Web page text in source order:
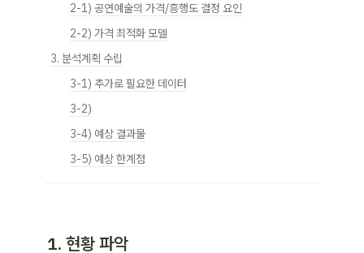
2-1) 공연예술의 가격/흥행도 결정 요인
2-2) 가격 최적화 모델
3. 분석계획 수립
3-1) 추가로 필요한 데이터
3-2)
3-4) 예상 결과물
3-5) 예상 한계점
1. 현황 파악